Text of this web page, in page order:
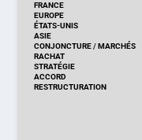
FRANCE
EUROPE
ÉTATS-UNIS
ASIE
CONJONCTURE/MARCHÉS
RACHAT
STRATÉGIE
ACCORD
RESTRUCTURATION